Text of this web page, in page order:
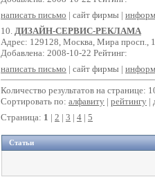
написать письмо | сайт фирмы |
10. ДИЗАЙН-СЕРВИС-РЕКЛАМА
Адрес: 129128, Москва, Мира просп.,
Добавлена: 2008-10-22 Рейтинг:
написать письмо | сайт фирмы |
Количество результатов на странице:
Сортировать по: алфавиту | рейтингу |
Страница: 1 | 2 | 3 | 4 | 5
Статьи